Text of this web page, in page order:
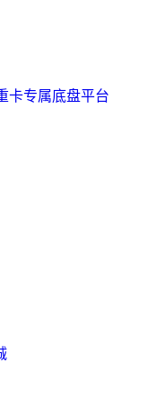
卡专属底盘平台